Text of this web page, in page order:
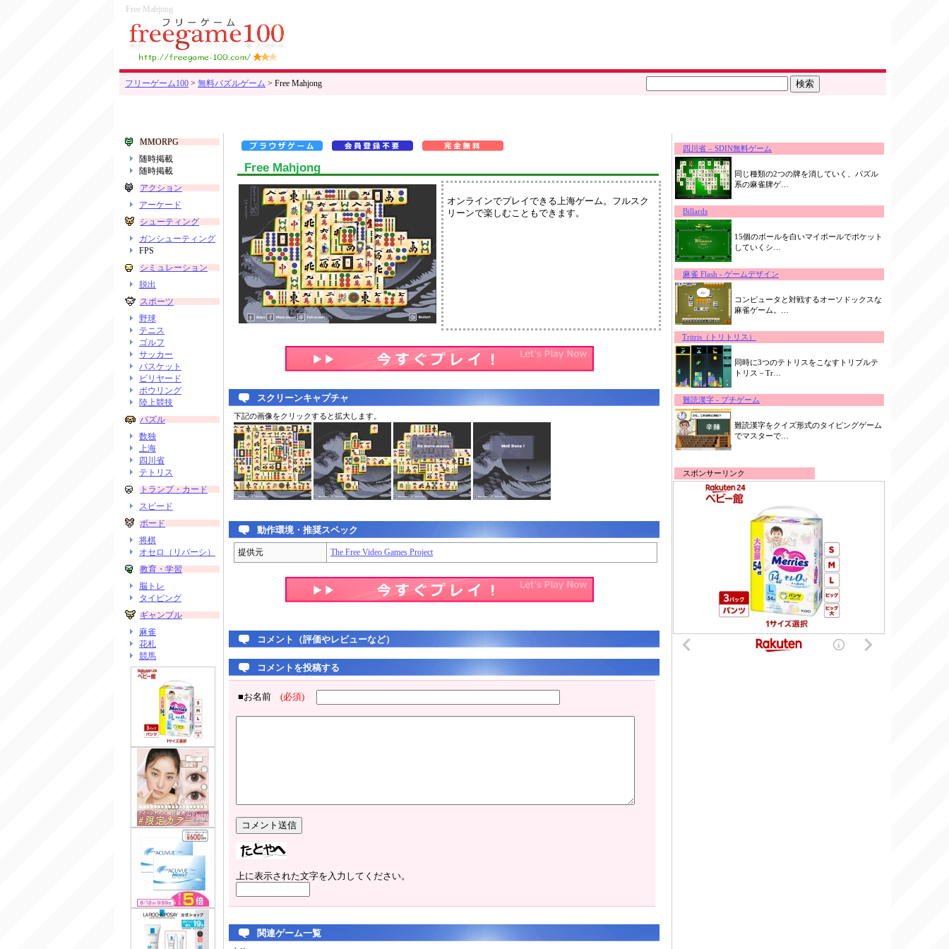
Free Mahjong
フリーゲーム100 > 無料パズルゲーム > Free Mahjong
MMORPG
随時掲載
随時掲載
アクション
アーケード
シューティング
ガンシューティング
FPS
シミュレーション
脱出
スポーツ
野球
テニス
ゴルフ
サッカー
バスケット
ビリヤード
ボウリング
陸上競技
パズル
数独
上海
四川省
テトリス
トランプ・カード
スピード
ボード
将棋
オセロ（リバーシ）
教育・学習
脳トレ
タイピング
ギャンブル
麻雀
花札
競馬
Free Mahjong
オンラインでプレイできる上海ゲーム。フルスク
リーンで楽しむこともできます。
スクリーンキャプチャ
下記の画像をクリックすると拡大します。
動作環境・推奨スペック
提供元 The Free Video Games Project
コメント（評価やレビューなど）
コメントを投稿する
■お名前 (必須)
上に表示された文字を入力してください。
関連ゲーム一覧
四川省 – SDIN無料ゲーム
同じ種類の2つの牌を消していく、パズル
系の麻雀牌ゲ…
Billards
15個のボールを白いマイボールでポケット
していくシ…
麻雀 Flash - ゲームデザイン
コンピュータと対戦するオーソドックスな
麻雀ゲーム。…
Tritris（トリトリス）
同時に3つのテトリスをこなすトリプルテ
トリス－Tr…
難読漢字 - プチゲーム
難読漢字をクイズ形式のタイピングゲーム
でマスターで…
スポンサーリンク